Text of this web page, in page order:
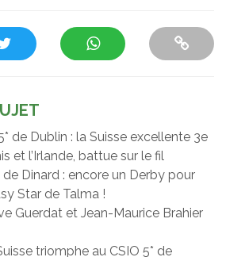
de Dublin : la Suisse excellente 3e
et l’Irlande, battue sur le fil
de Dinard : encore un Derby pour
Star de Talma !
Guerdat et Jean-Maurice Brahier
triomphe au CSIO 5* de